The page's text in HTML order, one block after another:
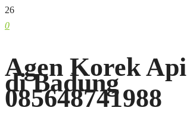
26
0
Agen Korek
di Badung
085648741988